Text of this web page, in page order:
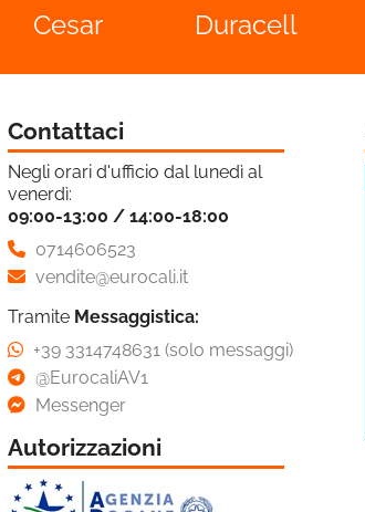
Duracell Durex
Contattaci
Negli orari d'ufficio dal lunedì al
venerdì:
09:00-13:00 / 14:00-18:00
0714606523
vendite@eurocali.it
Tramite Messaggistica:
+39 3314748631 (solo messaggi)
@EurocaliAV1
Messenger
Autorizzazioni